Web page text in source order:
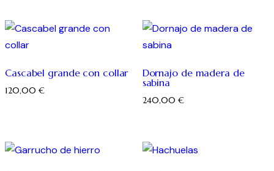
Cascabel grande con collar
120,00 €
Dornajo de madera de
sabina
240,00 €